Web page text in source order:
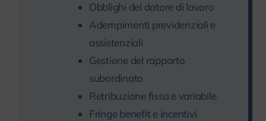
Obblighi del datore di lavoro
Adempimenti previdenziali e
assistenziali
Gestione del rapporto
subordinato
Retribuzione fissa e variabile
Fringe benefit e incentivi